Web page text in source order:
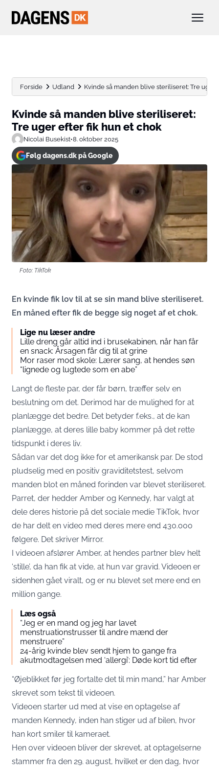
Forside Udland Kvinde så manden blive steriliseret: Tre uger
Kvinde så manden blive steriliseret:
Tre uger efter fik hun et chok
Nicolai Busekist•8. oktober 2025
Følg dagens.dk på Google
Foto: TikTok
En kvinde fik lov til at se sin mand blive steriliseret.
En måned efter fik de begge sig noget af et chok.
Lige nu læser andre
Lille dreng går altid ind i brusekabinen, når han får
en snack: Årsagen får dig til at grine
Mor raser mod skole: Lærer sang, at hendes søn
“lignede og lugtede som en abe”
Langt de fleste par, der får børn, træffer selv en
beslutning om det. Derimod har de mulighed for at
planlægge det bedre. Det betyder f.eks., at de kan
planlægge, at deres lille baby kommer på det rette
tidspunkt i deres liv.
Sådan var det dog ikke for et amerikansk par. De stod
pludselig med en positiv graviditetstest, selvom
manden blot en måned forinden var blevet steriliseret.
Parret, der hedder Amber og Kennedy, har valgt at
dele deres historie på det sociale medie TikTok, hvor
de har delt en video med deres mere end 430.000
følgere. Det skriver Mirror.
I videoen afslører Amber, at hendes partner blev helt
‘stille’, da han fik at vide, at hun var gravid. Videoen er
sidenhen gået viralt, og er nu blevet set mere end en
million gange.
Læs også
“Jeg er en mand og jeg har lavet
menstruationstrusser til andre mænd der
menstruere”
24-årig kvinde blev sendt hjem to gange fra
akutmodtagelsen med ‘allergi’: Døde kort tid efter
“Øjeblikket før jeg fortalte det til min mand,” har Amber
skrevet som tekst til videoen.
Videoen starter ud med at vise en optagelse af
manden Kennedy, inden han stiger ud af bilen, hvor
han kort smiler til kameraet.
Hen over videoen bliver der skrevet, at optagelserne
stammer fra den 29. august, hvilket er den dag, hvor